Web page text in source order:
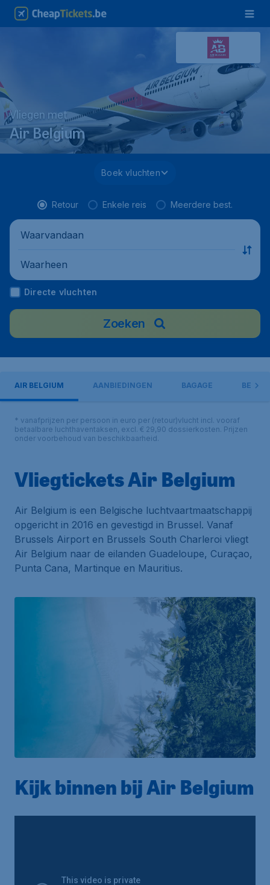
Vliegen met
Air Belgium
Boek vluchten
Retour Enkele reis Meerdere best.
Waarvandaan
Waarheen
Directe vluchten
Zoeken
AIR BELGIUM AANBIEDINGEN BAGAGE
* vanafprijzen per persoon in euro per (retour)vlucht incl. vooraf
betaalbare luchthaventaksen, excl. € 29,90 dossierkosten. Prijzen
onder voorbehoud van beschikbaarheid.
Vliegtickets Air Belgium
Air Belgium is een Belgische luchtvaartmaatschappij
opgericht in 2016 en gevestigd in Brussel. Vanaf
Brussels Airport en Brussels South Charleroi vliegt
Air Belgium naar de eilanden Guadeloupe, Curaçao,
Punta Cana, Martinque en Mauritius.
Kijk binnen bij Air Belgium